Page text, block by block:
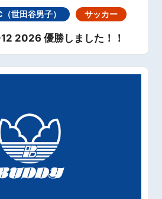
世田谷男子） サッカー
2026 優勝しました！！